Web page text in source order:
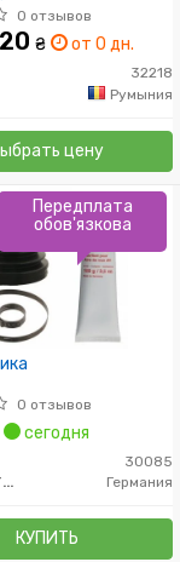
Citroen/Dacia/
0 отзывов
₴ от 0 дн.
32218
Румыния
цену
0 отзывов
сегодня
30085
FEBI BILSTEIN
Германия
КУПИТЬ
Передплата
обов'язкова